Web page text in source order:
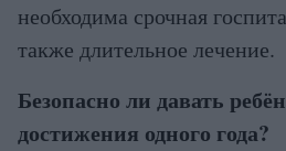
необходима срочная
также длительное лечение.
Безопасно ли давать
достижения одного года?